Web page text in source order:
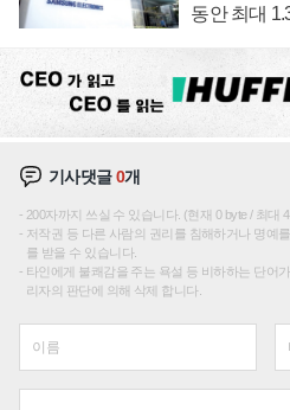
동안 최대
기사댓글0개
200자까지 쓰실 수 있습니다. (현재 0 byte / 최대
저작권 등 다른 사람의 권리를 침해하거나 명예
를 받을 수 있습니다.
타인에게 불쾌감을 주는 욕설 등 비하하는 단어
리자의 판단에 의해 삭제 합니다.